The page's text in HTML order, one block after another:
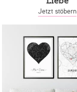
Jetzt stöbern